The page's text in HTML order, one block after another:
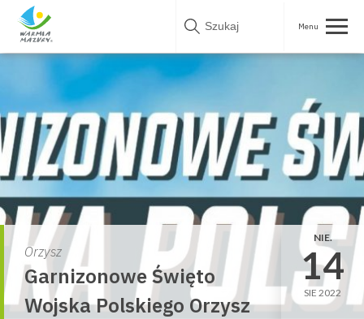
Skip
Orzysz
Garnizonowe Święto
Wojska Polskiego Orzysz
NIE.
14
SIE 2022